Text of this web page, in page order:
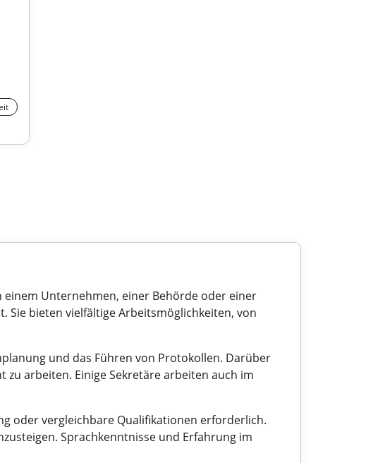
Unternehmen, einer Behörde oder einer
Sie bieten vielfältige Arbeitsmöglichkeiten, von
und das Führen von Protokollen. Darüber
arbeiten. Einige Sekretäre arbeiten auch im
oder vergleichbare Qualifikationen erforderlich.
Sprachkenntnisse und Erfahrung im